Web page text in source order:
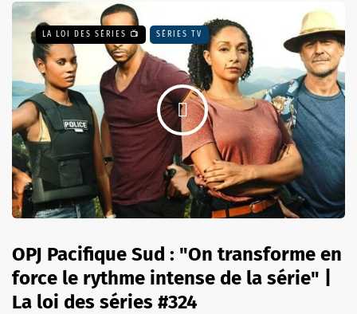
LA LOI DES SÉRIES 📺 SÉRIES TV
OPJ Pacifique Sud : "On transforme en
force le rythme intense de la série" |
La loi des séries #324